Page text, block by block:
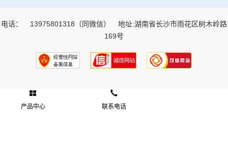
电话： 13975801318（同微信）
地址:湖南省长沙市雨花区树木岭路
169号
产品中心 联系电话